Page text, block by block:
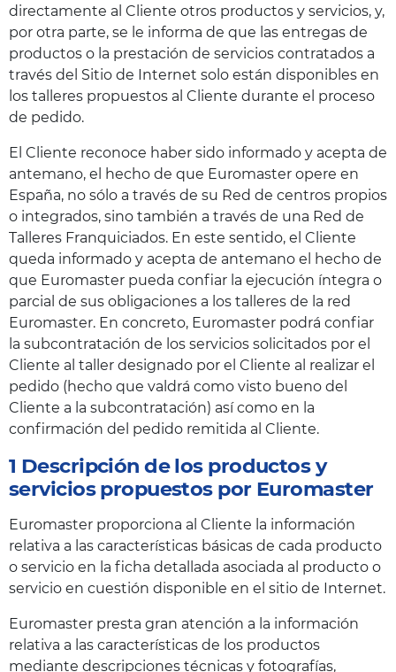
directamente al Cliente otros productos y servicios, y,
por otra parte, se le informa de que las entregas de
productos o la prestación de servicios contratados a
través del Sitio de Internet solo están disponibles en
los talleres propuestos al Cliente durante el proceso
de pedido.
El Cliente reconoce haber sido informado y acepta de
antemano, el hecho de que Euromaster opere en
España, no sólo a través de su Red de centros propios
o integrados, sino también a través de una Red de
Talleres Franquiciados. En este sentido, el Cliente
queda informado y acepta de antemano el hecho de
que Euromaster pueda confiar la ejecución íntegra o
parcial de sus obligaciones a los talleres de la red
Euromaster. En concreto, Euromaster podrá confiar
la subcontratación de los servicios solicitados por el
Cliente al taller designado por el Cliente al realizar el
pedido (hecho que valdrá como visto bueno del
Cliente a la subcontratación) así como en la
confirmación del pedido remitida al Cliente.
1 Descripción de los productos y
servicios propuestos por Euromaster
Euromaster proporciona al Cliente la información
relativa a las características básicas de cada producto
o servicio en la ficha detallada asociada al producto o
servicio en cuestión disponible en el sitio de Internet.
Euromaster presta gran atención a la información
relativa a las características de los productos
mediante descripciones técnicas y fotografías,